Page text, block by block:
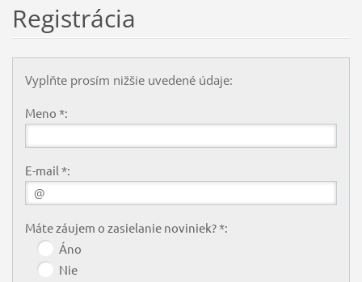
Registrácia
Vyplňte prosím nižšie uvedené údaje:
Meno *:
E-mail *:
Máte záujem o zasielanie noviniek? *:
Áno
Nie